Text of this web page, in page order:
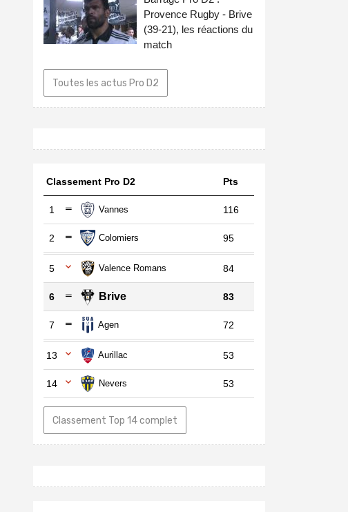
Provence Rugby - Brive
(39-21), les réactions du
match
Toutes les actus Pro D2
Classement Pro D2 Pts
1 Vannes 116
2 Colomiers 95
5 Valence Romans 84
6 Brive 83
7 Agen 72
13 Aurillac 53
14 Nevers 53
Classement Top 14 complet